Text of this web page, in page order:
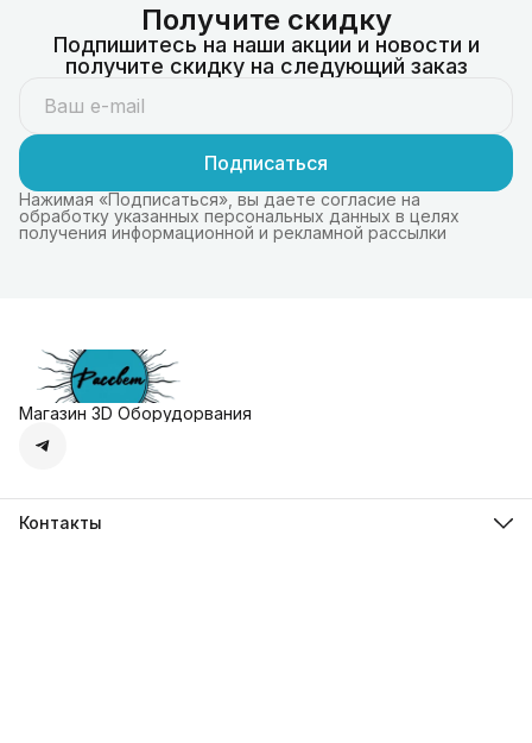
Получите скидку
Подпишитесь на наши акции и новости и
получите скидку на следующий заказ
Подписаться
Нажимая «Подписаться», вы даете согласие на
обработку указанных персональных данных в целях
получения информационной и рекламной рассылки
Магазин 3D Оборудорвания
Контакты